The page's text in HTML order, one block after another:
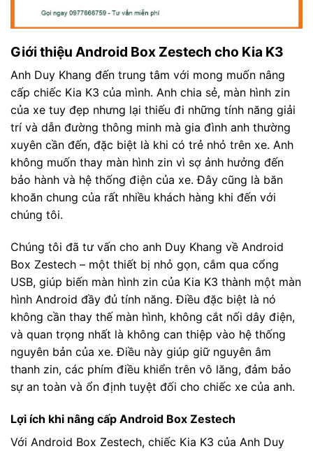
Giới thiệu Android Box Zestech cho Kia K3
Anh Duy Khang đến trung tâm với mong muốn nâng
cấp chiếc Kia K3 của mình. Anh chia sẻ, màn hình zin
của xe tuy đẹp nhưng lại thiếu đi những tính năng giải
trí và dẫn đường thông minh mà gia đình anh thường
xuyên cần đến, đặc biệt là khi có trẻ nhỏ trên xe. Anh
không muốn thay màn hình zin vì sợ ảnh hưởng đến
bảo hành và hệ thống điện của xe. Đây cũng là băn
khoăn chung của rất nhiều khách hàng khi đến với
chúng tôi.
Chúng tôi đã tư vấn cho anh Duy Khang về Android
Box Zestech – một thiết bị nhỏ gọn, cắm qua cổng
USB, giúp biến màn hình zin của Kia K3 thành một màn
hình Android đầy đủ tính năng. Điều đặc biệt là nó
không cần thay thế màn hình, không cắt nối dây điện,
và quan trọng nhất là không can thiệp vào hệ thống
nguyên bản của xe. Điều này giúp giữ nguyên âm
thanh zin, các phím điều khiển trên vô lăng, đảm bảo
sự an toàn và ổn định tuyệt đối cho chiếc xe của anh.
Lợi ích khi nâng cấp Android Box Zestech
Với Android Box Zestech, chiếc Kia K3 của Anh Duy